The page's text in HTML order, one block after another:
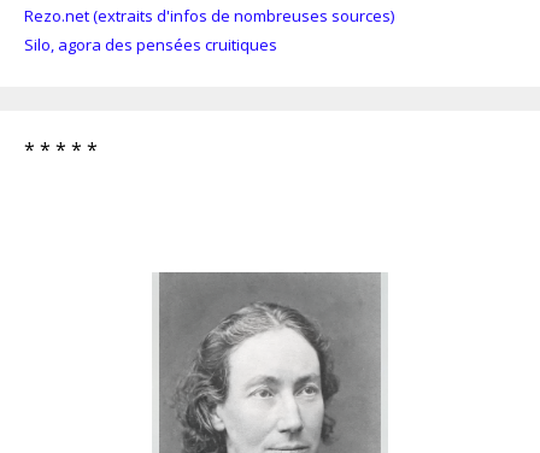
Rezo.net (extraits d'infos de nombreuses sources)
Silo, agora des pensées cruitiques
* * * * *